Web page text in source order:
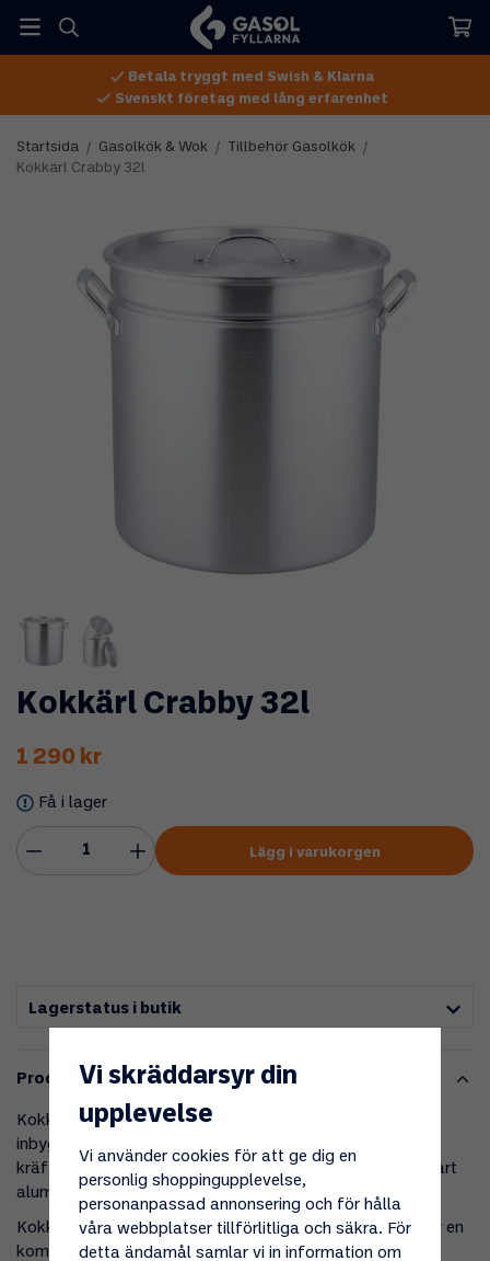
Betala tryggt med Swish & Klarna
Svenskt företag med lång erfarenhet
Startsida / Gasolkök & Wok / Tillbehör Gasolkök
/
Kokkärl Crabby 32l
Kokkärl Crabby 32l
1 290 kr
Få i lager
Lägg i varukorgen
Lagerstatus i butik
Produktbeskrivning
Kokkärl Crabby är ett rymligt och praktiskt kokkärl med
inbyggt durkslag, perfekt för stora matlagningar som
kräftkok eller när du har många gäster. Tillverkat i hållbart
aluminium vilket gör att det är både lätt och slitstarkt.
Kokkärlet passar perfekt med Kokpall Crabby, vilket ger en
komplett lösning för matlagning utomhus eller vid stora
Vi skräddarsyr din
upplevelse
Vi använder cookies för att ge dig en
personlig shoppingupplevelse,
personanpassad annonsering och för hålla
våra webbplatser tillförlitliga och säkra. För
detta ändamål samlar vi in information om